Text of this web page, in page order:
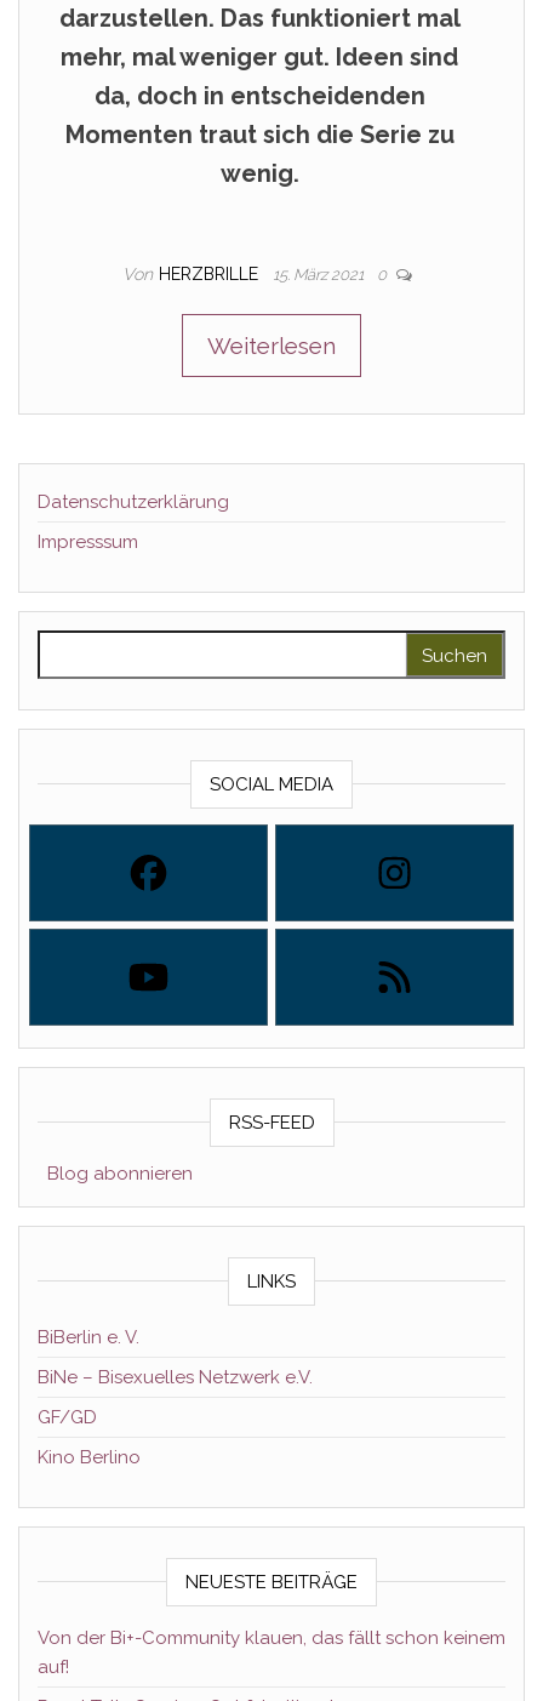
darzustellen. Das funktioniert mal
mehr, mal weniger gut. Ideen sind
da, doch in entscheidenden
Momenten traut sich die Serie zu
wenig.
Von HERZBRILLE 15. März 2021 0
Weiterlesen
Datenschutzerklärung
Impresssum
SOCIAL MEDIA
RSS-FEED
Blog abonnieren
LINKS
BiBerlin e. V.
BiNe – Bisexuelles Netzwerk e.V.
GF/GD
Kino Berlino
NEUESTE BEITRÄGE
Von der Bi+-Community klauen, das fällt schon keinem
auf!